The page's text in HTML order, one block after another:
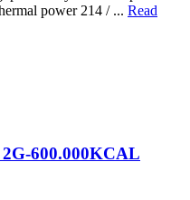
power 214 / ... Read
600.000KCAL